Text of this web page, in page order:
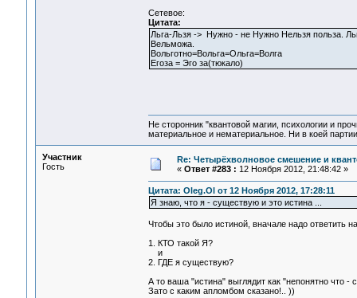
Сетевое:
Цитата:
Льга-Льзя -> Нужно - не Нужно Нельзя польза.
Вельможа.
Вольготно=Вольга=Ольга=Волга
Егоза = Эго за(тюкало)
Не сторонник "квантовой магии, психологии и
материальное и нематериальное. Ни в коей
Участник
Гость
Re: Четырёхволновое смешение и
« Ответ #283 : 12 Ноября 2012, 21:48:42 »
Цитата: Oleg.Ol от 12 Ноября 2012, 17:28:11
Я знаю, что я - существую и это истина ...
Чтобы это было истиной, вначале надо ответить
1. КТО такой Я?
и
2. ГДЕ я существую?
А то ваша "истина" выглядит как "непонятно что -
Зато с каким апломбом сказано!.. ))